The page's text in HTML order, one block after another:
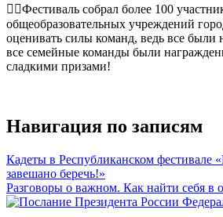
🏃‍♂️Фестиваль собрал более 100
общеобразовательных учреждений
оценивать силы команд, ведь все были
все семейные команды были
сладкими призами!
Навигация по записям
Кадеты в Республиканском фестивале
завешано беречь!»
Разговоры о важном. Как найти себя в